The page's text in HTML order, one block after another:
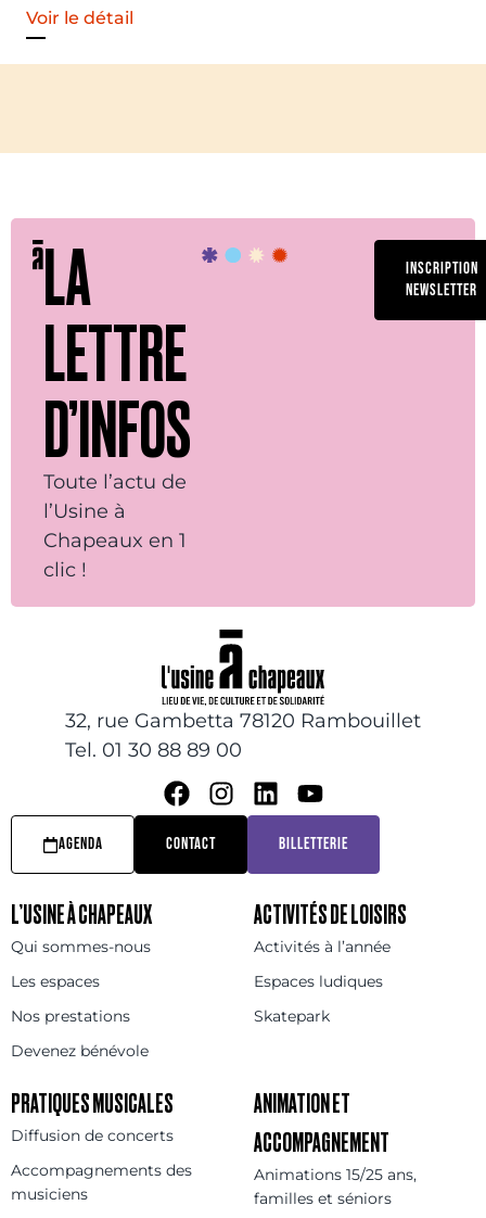
Voir le détail
LA
LETTRE
D’INFOS
Toute l’actu de
l’Usine à
Chapeaux en 1
clic !
INSCRIPTION
NEWSLETTER
32, rue Gambetta 78120 Rambouillet
Tel. 01 30 88 89 00
AGENDA CONTACT BILLETTERIE
L’USINE À CHAPEAUX
Qui sommes-nous
Les espaces
Nos prestations
Devenez bénévole
ACTIVITÉS DE LOISIRS
Activités à l’année
Espaces ludiques
Skatepark
PRATIQUES MUSICALES
Diffusion de concerts
Accompagnements des
musiciens
ANIMATION ET
ACCOMPAGNEMENT
Animations 15/25 ans,
familles et séniors